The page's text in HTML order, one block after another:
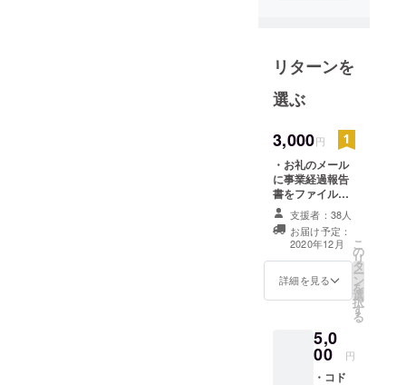
ども学科/准
教授
・臨床心理
士/公認心理
師
職歴：
・奈良県立
医科大学 附
属病院精神
・奈良教育
育講座 障害
児心理学分
リターンを
選ぶ
3,000円
・お礼のメール
に事業経過報告
書をファイル添
付してお届けし
ます。支援者：38人
お届け予定：
2020年12月
詳細を見る
こ
の
リ
タ
ー
ン
を
選
択
す
る
5,0
00 円
・コド